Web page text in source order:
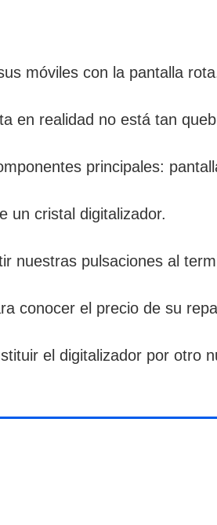
móviles con la pantalla
en realidad no está tan
principales:
un cristal digitalizador.
nuestras pulsaciones al
conocer el precio de su
el digitalizador por otro